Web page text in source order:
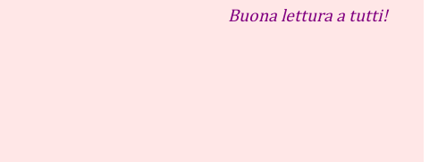
Buona lettura a tutti!